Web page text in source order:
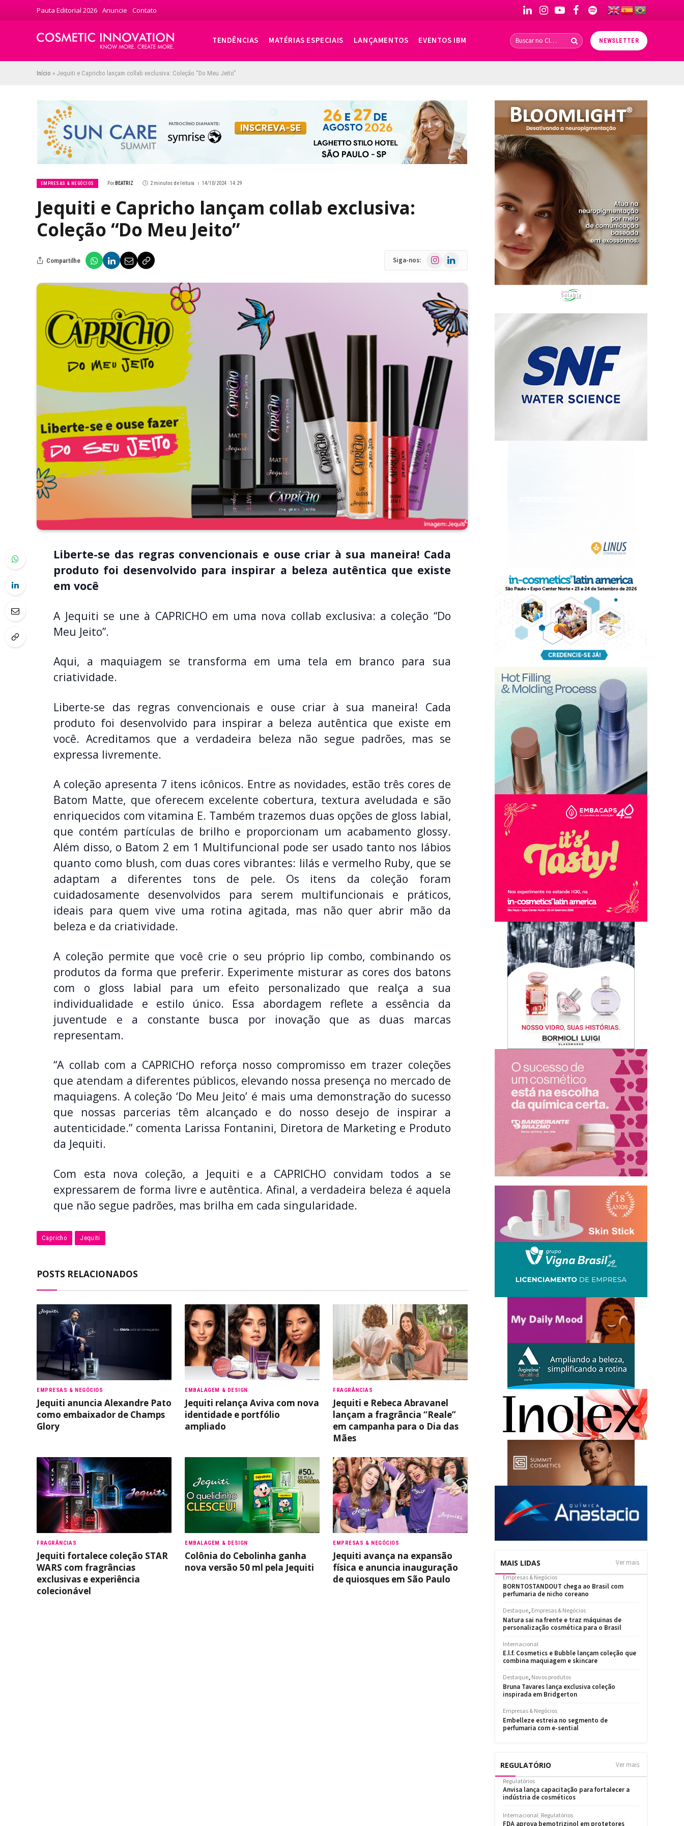
Pauta Editorial 2026 Anuncie Contato LinkedInInstagramYouTubeFacebookSpotify
TENDÊNCIAS MATÉRIAS ESPECIAIS LANÇAMENTOS EVENTOS IBM NEWSLETTER
Início » Jequiti e Capricho lançam collab exclusiva: Coleção “Do Meu Jeito”
EMPRESAS & NEGÓCIOS Por BEATRIZ 2 minutos de leitura 14/10/2024 · 14:29
Jequiti e Capricho lançam collab exclusiva:
Coleção “Do Meu Jeito”
Compartilhe Siga-nos: InstagramLinkedIn
Liberte-se das regras convencionais e ouse criar à sua maneira! Cada
produto foi desenvolvido para inspirar a beleza autêntica que existe
em você
A Jequiti se une à CAPRICHO em uma nova collab exclusiva: a coleção “Do
Meu Jeito”.
Aqui, a maquiagem se transforma em uma tela em branco para sua
criatividade.
Liberte-se das regras convencionais e ouse criar à sua maneira! Cada
produto foi desenvolvido para inspirar a beleza autêntica que existe em
você. Acreditamos que a verdadeira beleza não segue padrões, mas se
expressa livremente.
A coleção apresenta 7 itens icônicos. Entre as novidades, estão três cores de
Batom Matte, que oferecem excelente cobertura, textura aveludada e são
enriquecidos com vitamina E. Também trazemos duas opções de gloss labial,
que contém partículas de brilho e proporcionam um acabamento glossy.
Além disso, o Batom 2 em 1 Multifuncional pode ser usado tanto nos lábios
quanto como blush, com duas cores vibrantes: lilás e vermelho Ruby, que se
adaptam a diferentes tons de pele. Os itens da coleção foram
cuidadosamente desenvolvidos para serem multifuncionais e práticos,
ideais para quem vive uma rotina agitada, mas não quer abrir mão da
beleza e da criatividade.
A coleção permite que você crie o seu próprio lip combo, combinando os
produtos da forma que preferir. Experimente misturar as cores dos batons
com o gloss labial para um efeito personalizado que realça a sua
individualidade e estilo único. Essa abordagem reflete a essência da
juventude e a constante busca por inovação que as duas marcas
representam.
“A collab com a CAPRICHO reforça nosso compromisso em trazer coleções
que atendam a diferentes públicos, elevando nossa presença no mercado de
maquiagens. A coleção ‘Do Meu Jeito’ é mais uma demonstração do sucesso
que nossas parcerias têm alcançado e do nosso desejo de inspirar a
autenticidade.” comenta Larissa Fontanini, Diretora de Marketing e Produto
da Jequiti.
Com esta nova coleção, a Jequiti e a CAPRICHO convidam todos a se
expressarem de forma livre e autêntica. Afinal, a verdadeira beleza é aquela
que não segue padrões, mas brilha em cada singularidade.
Capricho Jequiti
POSTS RELACIONADOS
EMPRESAS & NEGÓCIOS
Jequiti anuncia Alexandre Pato
como embaixador de Champs
Glory
EMBALAGEM & DESIGN
Jequiti relança Aviva com nova
identidade e portfólio
ampliado
FRAGRÂNCIAS
Jequiti e Rebeca Abravanel
lançam a fragrância “Reale”
em campanha para o Dia das
Mães
FRAGRÂNCIAS
Jequiti fortalece coleção STAR
WARS com fragrâncias
exclusivas e experiência
colecionável
EMBALAGEM & DESIGN
Colônia do Cebolinha ganha
nova versão 50 ml pela Jequiti
EMPRESAS & NEGÓCIOS
Jequiti avança na expansão
física e anuncia inauguração
de quiosques em São Paulo
MAIS LIDAS Ver mais
REGULATÓRIO Ver mais
Regulatórios
Anvisa lança capacitação para fortalecer a
indústria de cosméticos
Internacional Regulatórios
FDA aprova bemotrizinol em protetores